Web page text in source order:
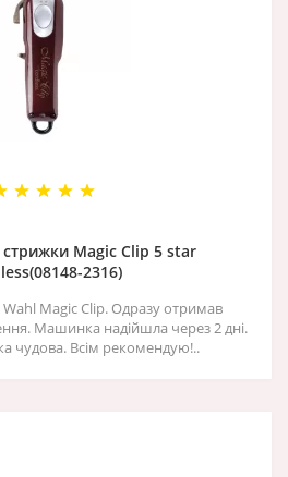
Magic Clip 5 star
2316)
Magic Clip. Одразу отримав
Машинка надійшла через 2 дні.
чудова. Всім рекомендую!..